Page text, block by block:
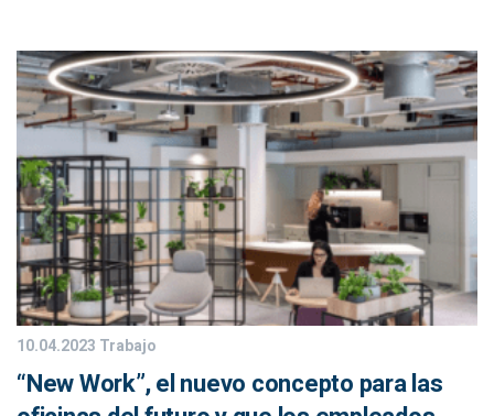
10.04.2023 Trabajo
“New Work”, el nuevo concepto para las